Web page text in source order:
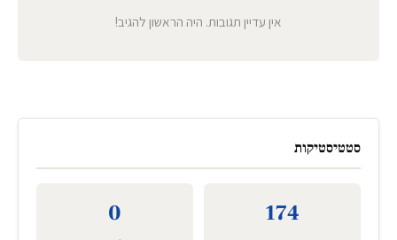
אין עדיין תגובות. היה הראשון להגיב!
סטטיסטיקות
174
0